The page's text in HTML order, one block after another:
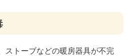
ストーブなどの暖房器具が不完